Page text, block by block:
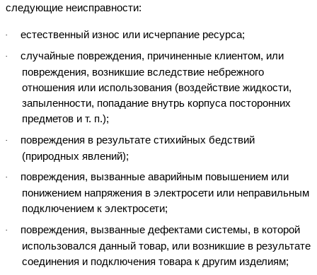
следующие неисправности:
· естественный износ или исчерпание ресурса;
·
случайные повреждения, причиненные клиентом, или
повреждения, возникшие вследствие небрежного
отношения или использования (воздействие жидкости,
запыленности, попадание внутрь корпуса посторонних
предметов и т. п.);
·
повреждения в результате стихийных бедствий
(природных явлений);
·
повреждения, вызванные аварийным повышением или
понижением напряжения в электросети или неправильным
подключением к электросети;
·
повреждения, вызванные дефектами системы, в которой
использовался данный товар, или возникшие в результате
соединения и подключения товара к другим изделиям;